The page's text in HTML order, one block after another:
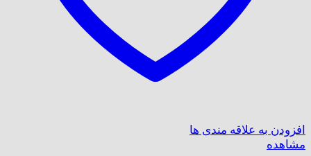
افزودن به علاقه مندی ها
مشاهده